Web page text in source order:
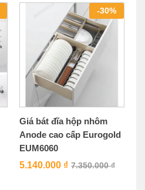
-30%
Giá bát đĩa hộp nhôm
Anode cao cấp Eurogold
EUM6060
5.140.000 ₫ 7.350.000₫